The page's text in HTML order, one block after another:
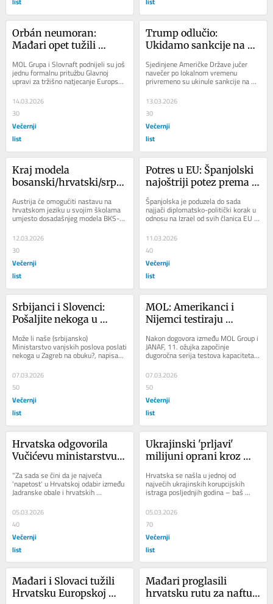
Orbán neumoran:
Mađari opet tužili
nas s Bjelorusijom
MOL Grupa i Slovnaft podnijeli su još
jednu formalnu pritužbu Glavnoj
upravi za tržišno natjecanje Europske
komisije, ovaj put osporavajući...
14.03.2026
30
Večernji
list
Trump odlučio:
Ukidamo sankcije na
iskrca s tankera
Sjedinjene Američke Države jučer
navečer po lokalnom vremenu
privremeno su ukinule sankcije na
rusku naftu koja je već na tankerima
na moru i...
13.03.2026
30
Večernji
list
Kraj modela
bosanski/hrvatski/srpski
jako će osjetiti Hrvati
Austrija će omogućiti nastavu na
hrvatskom jeziku u svojim školama
umjesto dosadašnjeg modela BKS-a
(bosanski/hrvatski/srpski), najavila
je u...
12.03.2026
30
Večernji
list
Potres u EU: Španjolski
najoštriji potez prema
Izraelu, slijedi
'nuklearna opcija'?
Španjolska je poduzela do sada
najjači diplomatsko-politički korak u
odnosu na Izrael od svih članica EU -
11.03.2026
40
Večernji
list
Srbijanci i Slovenci:
Pošaljite nekoga u
Može li naše (srbijansko)
Ministarstvo vanjskih poslova poslati
nekoga u Zagreb na obuku?, napisao
je na društvenim mrežama jedan
srbijanski...
07.03.2026
50
Večernji
list
MOL: Amerikanci i
Nijemci testiraju
donosimo detalje
Nakon dogovora između MOL Group i
JANAF, 11. ožujka započinje
dugoročna serija testova kapaciteta
na Jadranskom naftovodu. Planirano
je da...
07.03.2026
50
Večernji
list
Hrvatska odgovorila
Vučićevu ministarstvu:
Srbe ovdje bit će odabir
između Jadrana i
"Za sada se čini da je najveća
'napetost' u Hrvatskoj odabir između
Jadranske obale i hrvatskih
05.03.2026
40
Večernji
list
Ukrajinski 'prljavi'
milijuni oprani kroz
Hrvatskoj
Hrvatska se našla u jednoj od
najvećih ukrajinskih korupcijskih
istraga posljednjih godina – baš
ovdje se prao dio novca iz velikog
skandala koji...
05.03.2026
70
Večernji
list
Mađari i Slovaci tužili
Hrvatsku Europskoj
Mađari proglasili
hrvatsku rutu za naftu